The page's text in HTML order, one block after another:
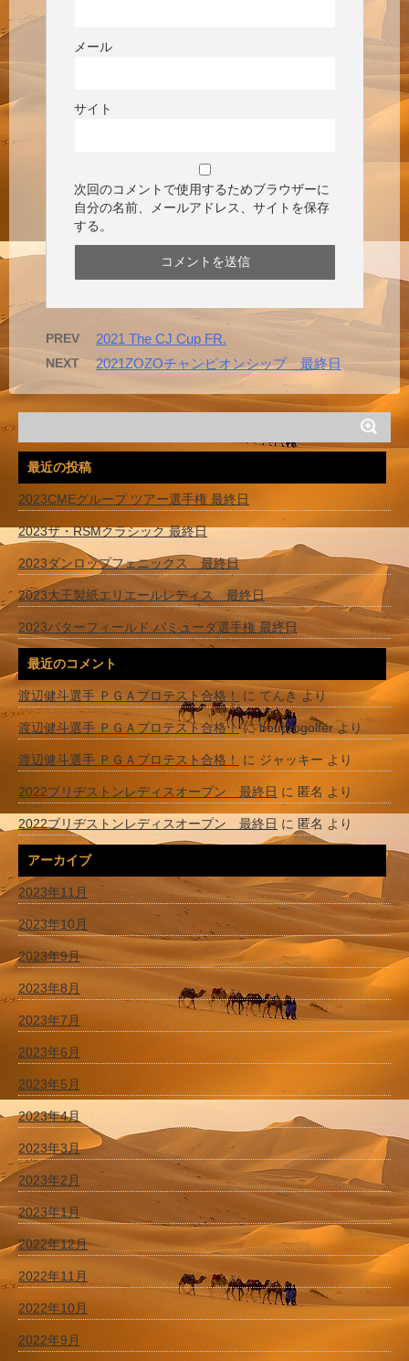
メール
サイト
次回のコメントで使用するためブラウザーに
自分の名前、メールアドレス、サイトを保存
する。
PREV 2021 The CJ Cup FR.
NEXT 2021ZOZOチャンピオンシップ 最終日
最近の投稿
2023CMEグループ ツアー選手権 最終日
2023ザ・RSMクラシック 最終日
2023ダンロップフェニックス 最終日
2023大王製紙エリエールレディス 最終日
2023バターフィールド バミューダ選手権 最終日
最近のコメント
渡辺健斗選手 ＰＧＡプロテスト合格！ に てんきより
渡辺健斗選手 ＰＧＡプロテスト合格！にbouprogolfer より
渡辺健斗選手 ＰＧＡプロテスト合格！ に ジャッキー より
2022ブリヂストンレディスオープン 最終日 に 匿名 より
2022ブリヂストンレディスオープン 最終日 に 匿名 より
アーカイブ
2023年11月
2023年10月
2023年9月
2023年8月
2023年7月
2023年6月
2023年5月
2023年4月
2023年3月
2023年2月
2023年1月
2022年12月
2022年11月
2022年10月
2022年9月